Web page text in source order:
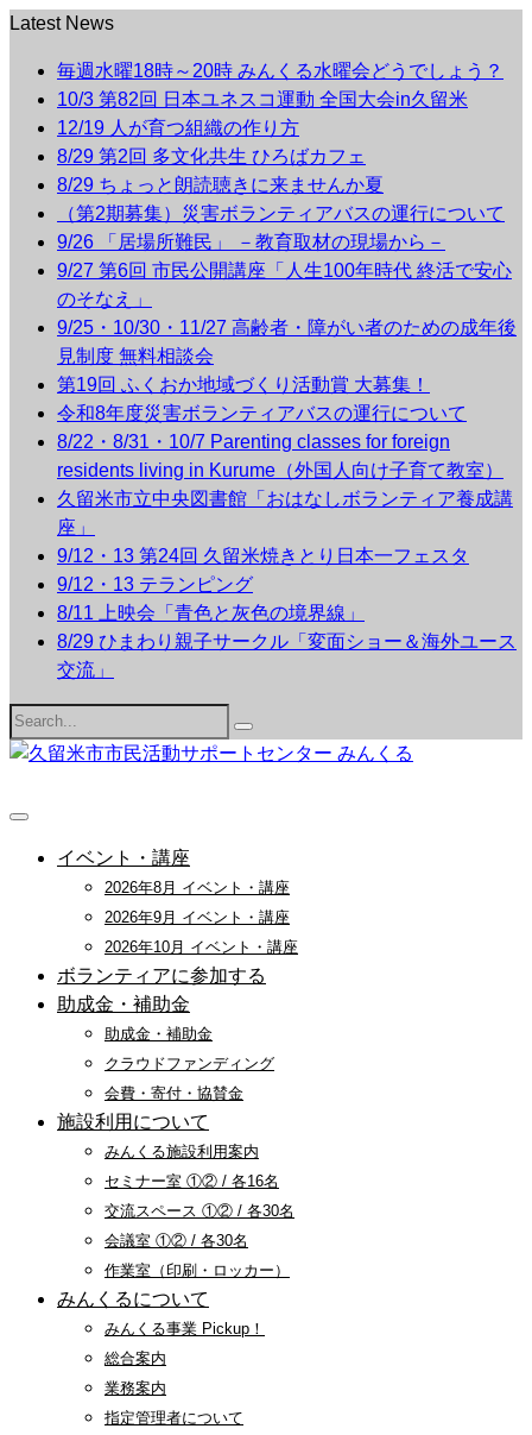
Latest News
毎週水曜18時～20時 みんくる水曜会どうでしょう？
10/3 第82回 日本ユネスコ運動 全国大会in久留米
12/19 人が育つ組織の作り方
8/29 第2回 多文化共生 ひろばカフェ
8/29 ちょっと朗読聴きに来ませんか夏
（第2期募集）災害ボランティアバスの運行について
9/26 「居場所難民」 －教育取材の現場から－
9/27 第6回 市民公開講座「人生100年時代 終活で安心
のそなえ」
9/25・10/30・11/27 高齢者・障がい者のための成年後
見制度 無料相談会
第19回 ふくおか地域づくり活動賞 大募集！
令和8年度災害ボランティアバスの運行について
8/22・8/31・10/7 Parenting classes for foreign
residents living in Kurume（外国人向け子育て教室）
久留米市立中央図書館「おはなしボランティア養成講
座」
9/12・13 第24回 久留米焼きとり日本一フェスタ
9/12・13 テランピング
8/11 上映会「青色と灰色の境界線」
8/29 ひまわり親子サークル「変面ショー＆海外ユース
交流」
Search
for:
イベント・講座
2026年8月 イベント・講座
2026年9月 イベント・講座
2026年10月 イベント・講座
ボランティアに参加する
助成金・補助金
助成金・補助金
クラウドファンディング
会費・寄付・協賛金
施設利用について
みんくる施設利用案内
セミナー室 ①② / 各16名
交流スペース ①② / 各30名
会議室 ①② / 各30名
作業室（印刷・ロッカー）
みんくるについて
みんくる事業 Pickup！
総合案内
業務案内
指定管理者について